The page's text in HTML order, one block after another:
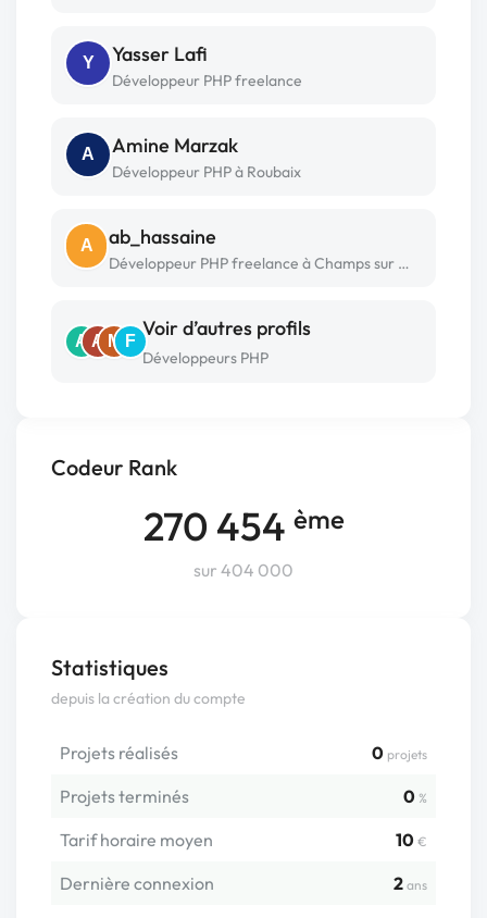
Codeur Rank
270 454 ème
sur 404 000
Statistiques
depuis la création du compte
Projets réalisés 0 projets
Projets terminés 0 %
Tarif horaire moyen 10 €
Dernière connexion 2 ans
Y Yasser Lafi
Développeur PHP freelance
A Amine Marzak
Développeur PHP à Roubaix
A ab_hassaine
Développeur PHP freelance à Champs sur marne
A A M F
Voir d’autres profils
Développeurs PHP